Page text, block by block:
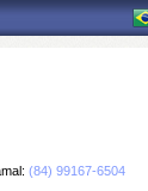
(84) 99167-6504